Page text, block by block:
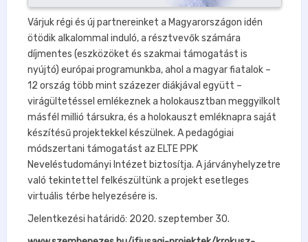
Várjuk régi és új partnereinket a Magyarországon idén
ötödik alkalommal induló, a résztvevők számára
díjmentes (eszközöket és szakmai támogatást is
nyújtó) európai programunkba, ahol a magyar fiatalok –
12 ország több mint százezer diákjával együtt –
virágültetéssel emlékeznek a holokausztban meggyilkolt
másfél millió társukra, és a holokauszt emléknapra saját
készítésű projektekkel készülnek. A pedagógiai
módszertani támogatást az ELTE PPK
Neveléstudományi Intézet biztosítja. A járványhelyzetre
való tekintettel felkészültünk a projekt esetleges
virtuális térbe helyezésére is.
Jelentkezési határidő: 2020. szeptember 30.